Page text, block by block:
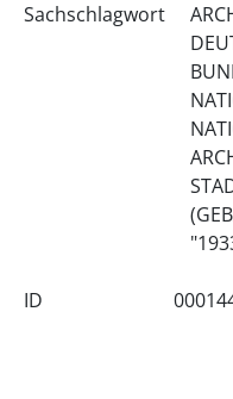
Sachschlagwort
ID